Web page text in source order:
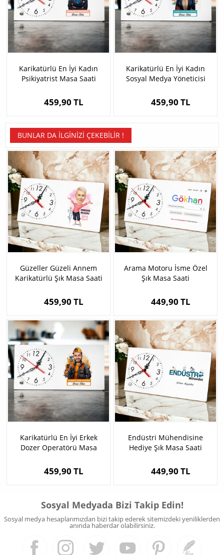
Karikatürlü En İyi Kadın
Psikiyatrist Masa Saati
459,90 TL
Karikatürlü En İyi Kadın
Sosyal Medya Yöneticisi
459,90 TL
BUNLAR DA İLGINIZI ÇEKEBILIR !
Güzeller Güzeli Annem
Karikatürlü Şık Masa Saati
459,90 TL
Arama Motoru İsme Özel
Şık Masa Saati
449,90 TL
Karikatürlü En İyi Erkek
Dozer Operatörü Masa
459,90 TL
Endüstri Mühendisine
Hediye Şık Masa Saati
449,90 TL
Sosyal Medyada Bizi Takip Edin!
Sosyal medya hesaplarımızdan bizi takip ederek sitemizdeki yeniliklerden
anında haberdar olabilirsiniz.